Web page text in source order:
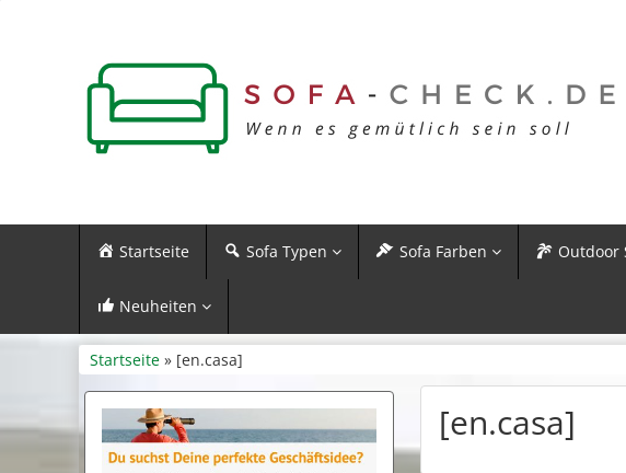
Startseite Sofa Typen Sofa Farben Outdoor
Neuheiten
Startseite » [en.casa]
[en.casa]